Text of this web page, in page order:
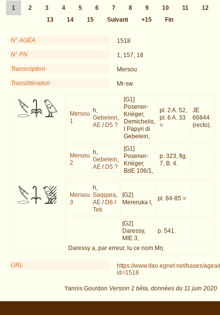
1
2 3 4 5 6 7 8 9 10 11
12
13
14 15 Suivant +15 Fin
N° AGÉA
1518
N° PN
1, 157, 18
Transcription
Mersou
Translittération
Mr-sw
Mersou
1
h,
Gebelein
AE / D5 ?
[G1]
Posener-
Kriéger,
Demichelis,
I Papyri di
Gebelein,
pl. 2 A. 52,
pl. 6 A. 33
=
JE
66844
(recto).
Mersou
2
h,
Gebelein
AE / D5 ?
[G1]
Posener-
Kriéger,
BdE 106/1,
p. 323, fig.
7, B. 4.
Mersou
3
h,
Saqqara
AE / D6 /
Teti
[G2]
Mereruka I,
pl. 84-85 =
[G2]
Daressy,
MIE 3,
p. 541.
Daressy a, par erreur, lu ce nom Mrj.
URL
https://www.ifao.egnet.net/bases/
id=1518
Yannis Gourdon Version 1 bêta, données du 11 juin 2020